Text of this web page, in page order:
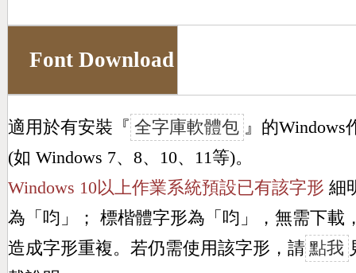
Font Download
適用於有安裝『 全字庫軟體包 』的Windows
(如 Windows 7、8、10、11等)。
Windows 10以上作業系統預設已有該字形 細
為「 呁 」； 標楷體字形為「 呁 」，無需下載
造成字形重複。若仍需使用該字形，請 點我